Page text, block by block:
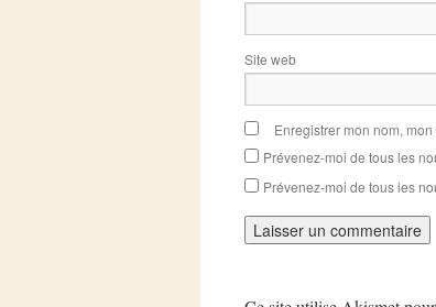
Site web
Enregistrer mon nom,
Prévenez-moi de tous les
Prévenez-moi de tous les